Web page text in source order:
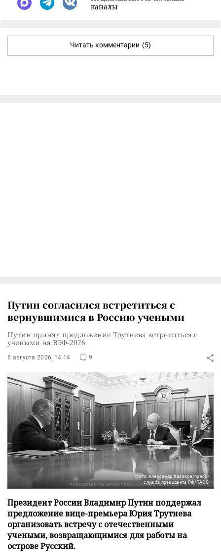
каналы
Читать комментарии (5)
Путин согласился встретиться с
вернувшимися в Россию учеными
Путин принял предложение Трутнева встретиться с
учеными на ВЭФ-2026
6 августа 2026, 14:14 9
Фото: Александр Казаков/пресс-
служба президента РФ/ТАСС
Президент России Владимир Путин поддержал
предложение вице-премьера Юрия Трутнева
организовать встречу с отечественными
учеными, возвращающимися для работы на
острове Русский.